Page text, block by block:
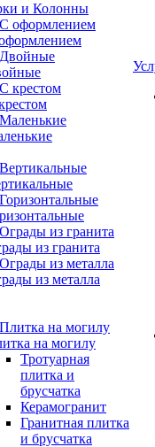
и Колонны
из гранита
из металла
на могилу
Тротуарная
плитка и
брусчатка
Керамогранит
Гранитная плитка
и брусчатка